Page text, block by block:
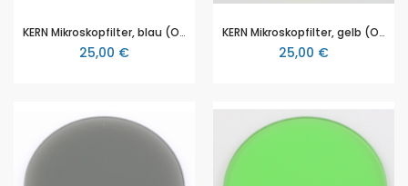
KERN Mikroskopfilter, blau (OBB-A1170)
25,00 €
KERN Mikroskopfilter, gelb (OBB-A1165)
25,00 €